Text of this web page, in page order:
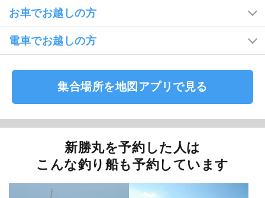
お車でお越しの方
電車でお越しの方
集合場所を地図アプリで見る
新勝丸を予約した人は
こんな釣り船も予約しています